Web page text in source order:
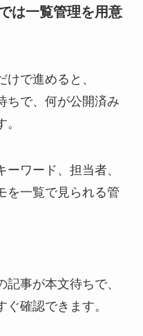
は一覧管理を用意
で進めると、
ちで、何が公開済み
ワード、担当者、
を一覧で見られる管
事が本文待ちで、
確認できます。